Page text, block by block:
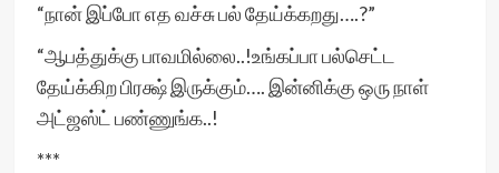
“நான் இப்போ எத வச்சு பல் தேய்க்கறது….?”
“ஆபத்துக்கு பாவமில்லை..!உங்கப்பா பல்செட்ட
தேய்க்கிற பிரக்ஷ் இருக்கும்…. இன்னிக்கு ஒரு நாள்
அட்ஜஸ்ட் பண்ணுங்க..!
***